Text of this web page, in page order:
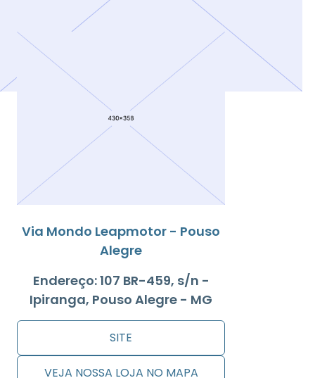
Via Mondo Leapmotor - Pouso
Alegre
Endereço: 107 BR-459, s/n -
Ipiranga, Pouso Alegre - MG
SITE
VEJA NOSSA LOJA NO MAPA